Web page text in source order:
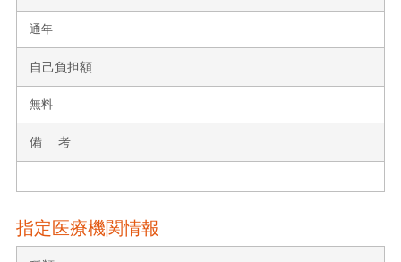
通年
自己負担額
無料
備 考
指定医療機関情報